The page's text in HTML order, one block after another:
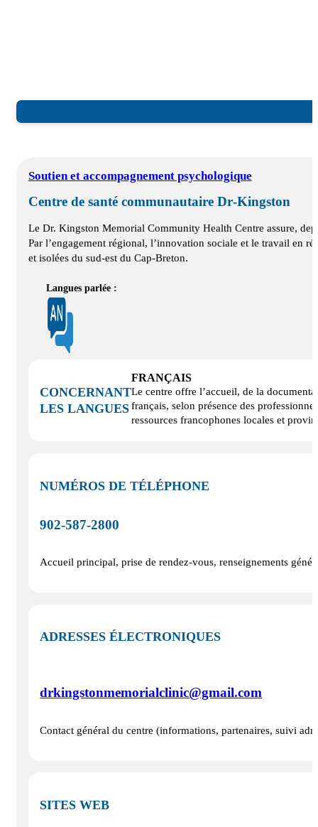
Soutien et accompagnement psychologique
Centre de santé communautaire Dr‑Kingston
Le Dr. Kingston Memorial Community Health Centre assure,
Par l’engagement régional, l’innovation sociale et le travail en
et isolées du sud‑est du Cap‑Breton.
Langues parlée :
CONCERNANT
LES LANGUES
FRANÇAIS
Le centre offre l’accueil, de la
français, selon présence des
ressources francophones locales et
NUMÉROS DE TÉLÉPHONE
902‑587‑2800
Accueil principal, prise de rendez-vous, renseignements
ADRESSES ÉLECTRONIQUES
drkingstonmemorialclinic@gmail.com
Contact général du centre (informations, partenaires, suivi
SITES WEB